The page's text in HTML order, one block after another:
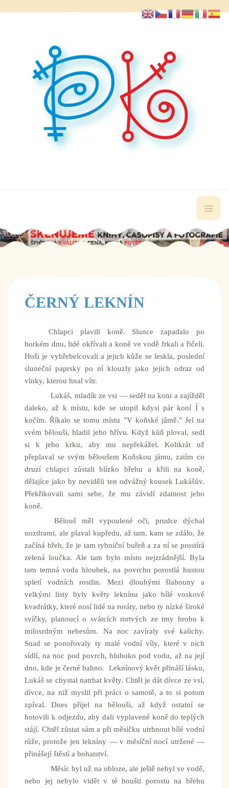
ČERNÝ LEKNÍN
Chlapci plavili koně. Slunce zapadalo po
horkém dnu, lidé okřívali a koně ve vodě frkali a řičeli.
Hoši je vyhřebelcovali a jejich kůže se leskla, poslední
sluneční paprsky po ní klouzly jako jejich odraz od
vlnky, kterou hnal vítr.
Lukáš, mladík ze vsi — seděl na koni a zajížděl
daleko, až k místu, kde se utopil kdysi pár koní Í s
kočím. Říkalo se tomu místu "V koňské jámě." Jel na
svém bělouši, hladil jeho hřívu. Když kůň ploval, sedl
si k jeho krku, aby mu nepřekážel. Kolikrát už
přeplaval se svým běloušem Koňskou jámu, zatím co
druzí chlapci zůstali blízko břehu a křili na koně,
dělajíce jako by neviděli ten odvážný kousek Lukášův.
Překřikovali sami sebe, že mu závidí zdatnost jeho
koně.
Bělouš měl vypoulené oči, prudce dýchal
nozdrami, ale plaval kupředu, až tam, kam se zdálo, že
začíná břeh, že je tam rybniční buřeň a za ní se prostírá
zelená loučka. Ale tam bylo místo nejzrádnější. Byla
tam temná voda hloubek, na povrchu porostlá hustou
spletí vodních rostlin. Mezi dlouhými šlahouny a
velkými listy byly květy leknínu jako bílé voskové
kvadrátky, které nosí lidé na roráty, nebo ty nízké široké
svíčky, planoucí o svátcích mrtvých ze tmy hrobu k
milosrdným nebesům. Na noc zavíraly své kalichy.
Snad se ponořovaly ty malé vodní víly, které v nich
sídlí, na noc pod povrch, hluboko pod vodu, až na její
dno, kde je černé bahno. Leknínový květ přináší lásku,
Lukáš se chystal natrhat květy. Chtěl je dát dívce ze vsí,
dívce, na niž myslil při práci o samotě, a to si potom
zpíval. Dnes přijel na bělouši, až když ostatní se
hotovili k odjezdu, aby dali vyplavené koně do teplých
stájí. Chtěl zůstat sám a při měsíčku utrhnout bílé vodní
růže, protože jen lekníny — v měsíční nocí utržené —
přinášejí štěstí a bohatství.
Měsíc byl už na obloze, ale ještě nebyl ve vodě,
nebo jej nebylo vidět v té houšti porostu na břehu